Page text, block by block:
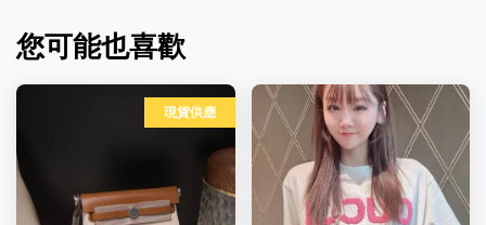
您可能也喜歡
現貨供應